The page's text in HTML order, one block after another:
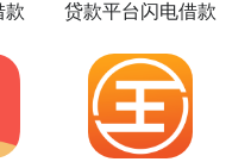
款 贷款平台闪电借款